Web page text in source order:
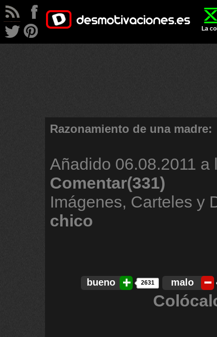
La
Razonamiento de una madre:
Añadido 06.08.2011 a
Comentar(331)
Imágenes, Carteles y
chico
bueno 2631 malo